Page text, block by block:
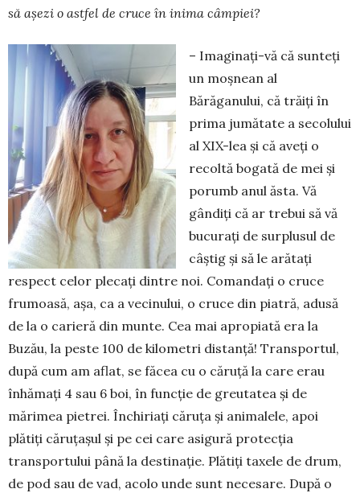
să așezi o astfel de cruce în inima câmpiei?
– Imaginați-vă că sunteți
un moșnean al
Bărăganului, că trăiți în
prima jumătate a secolului
al XIX-lea și că aveți o
recoltă bogată de mei și
porumb anul ăsta. Vă
gândiți că ar trebui să vă
bucurați de surplusul de
câștig și să le arătați
respect celor plecați dintre noi. Comandați o cruce
frumoasă, așa, ca a vecinului, o cruce din piatră, adusă
de la o carieră din munte. Cea mai apropiată era la
Buzău, la peste 100 de kilometri distanță! Transportul,
după cum am aflat, se făcea cu o căruță la care erau
înhămați 4 sau 6 boi, în funcție de greutatea și de
mărimea pietrei. Închiriați căruța și animalele, apoi
plătiți căruțașul și pe cei care asigură protecția
transportului până la destinație. Plătiți taxele de drum,
de pod sau de vad, acolo unde sunt necesare. După o